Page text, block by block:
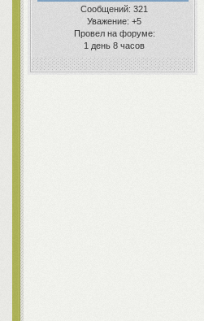
Сообщений: 321
Уважение: +5
Провел на форуме:
1 день 8 часов